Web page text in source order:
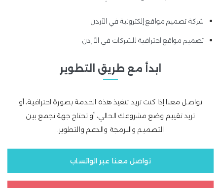
شركة تصميم مواقع إلكترونية في الأردن
تصميم مواقع احترافية للشركات في الأردن
ابدأ مع طريق التطوير
تواصل معنا إذا كنت تريد تنفيذ هذه الخدمة بصورة احترافية، أو
تريد تقييم وضع مشروعك الحالي، أو تحتاج جهة تجمع بين
التصميم والبرمجة والدعم والتطوير.
تواصل معنا عبر الواتساب